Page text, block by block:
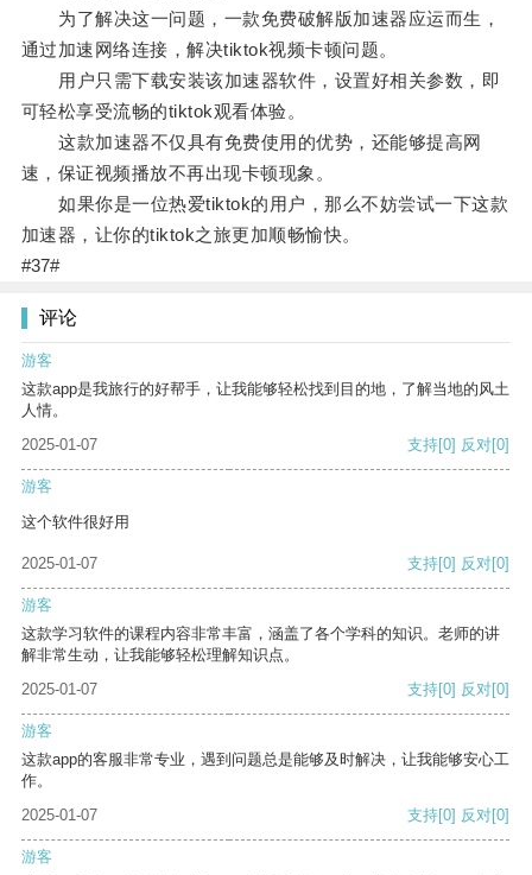
为了解决这一问题，一款免费破解版加速器应运而生，
通过加速网络连接，解决tiktok视频卡顿问题。
用户只需下载安装该加速器软件，设置好相关参数，即
可轻松享受流畅的tiktok观看体验。
这款加速器不仅具有免费使用的优势，还能够提高网
速，保证视频播放不再出现卡顿现象。
如果你是一位热爱tiktok的用户，那么不妨尝试一下这款
加速器，让你的tiktok之旅更加顺畅愉快。
#37#
评论
游客
这款app是我旅行的好帮手，让我能够轻松找到目的地，了解当地的风土
人情。
2025-01-07
支持[0] 反对[0]
游客
这个软件很好用
2025-01-07 支持[0] 反对[0]
游客
这款学习软件的课程内容非常丰富，涵盖了各个学科的知识。老师的讲
解非常生动，让我能够轻松理解知识点。
2025-01-07
支持[0] 反对[0]
游客
这款app的客服非常专业，遇到问题总是能够及时解决，让我能够安心工
作。
2025-01-07
支持[0] 反对[0]
游客